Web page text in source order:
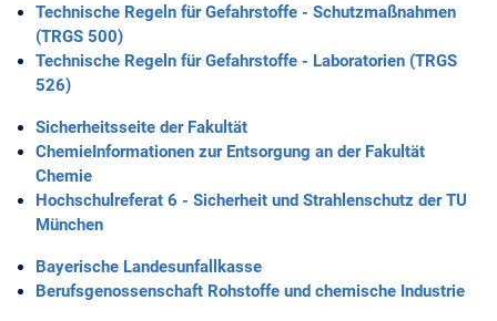
Technische Regeln für Gefahrstoffe - Schutzmaßnahmen
(TRGS 500)
Technische Regeln für Gefahrstoffe - Laboratorien (TRGS
526)
Sicherheitsseite der Fakultät
ChemieInformationen zur Entsorgung an der Fakultät
Chemie
Hochschulreferat 6 - Sicherheit und Strahlenschutz der TU
München
Bayerische Landesunfallkasse
Berufsgenossenschaft Rohstoffe und chemische Industrie